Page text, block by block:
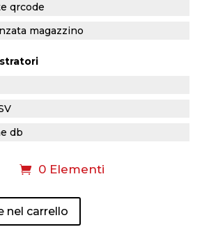
qrcode
magazzino
db
0 Elementi
nel carrello